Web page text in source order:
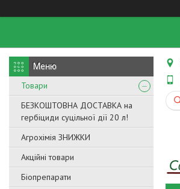
Товари
БЕЗКОШТОВНА ДОСТАВКА на
гербіциди суцільної дії 20 л!
Агрохімія ЗНИЖКИ
Акційні товари
Біопрепарати